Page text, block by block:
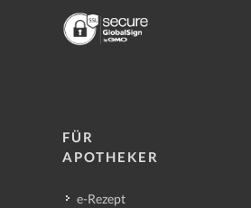
FÜR
APOTHEKER
e-Rezept